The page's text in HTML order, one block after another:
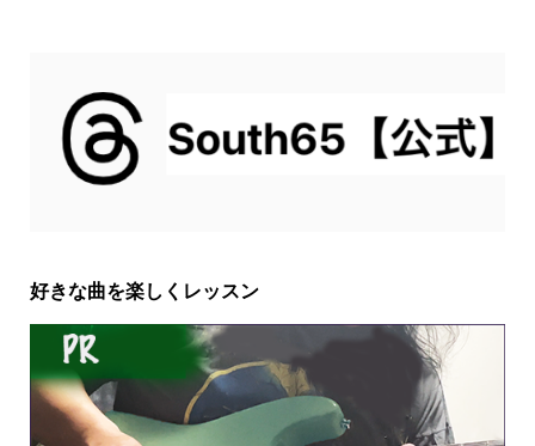
好きな曲を楽しくレッスン